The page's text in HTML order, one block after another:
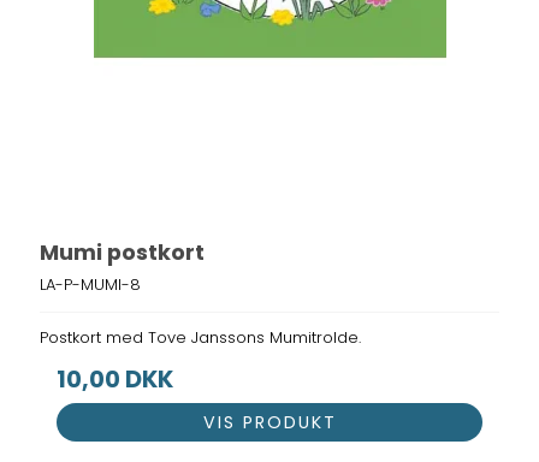
Mumi postkort
LA-P-MUMI-8
Postkort med Tove Janssons Mumitrolde.
10,00 DKK
VIS PRODUKT